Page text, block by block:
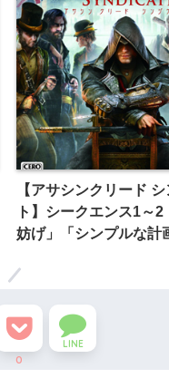
【アサシンクリード
ト】シークエンス1～2
妨げ」「シンプルな計
0
LINE